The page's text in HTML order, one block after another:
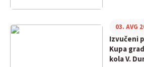
Izvučeni
Kupa
kola V.
03. AVG